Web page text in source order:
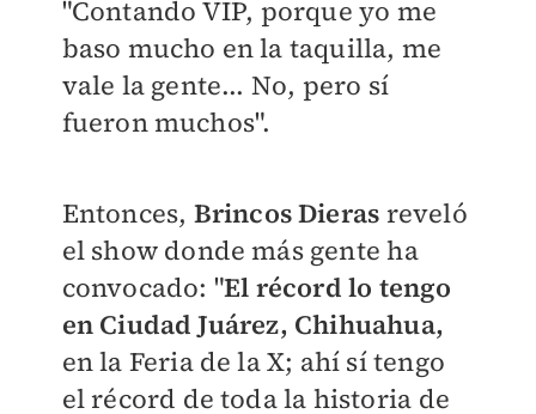
"Contando VIP, porque yo me
baso mucho en la taquilla, me
vale la gente... No, pero sí
fueron muchos".
Entonces, Brincos Dieras reveló
el show donde más gente ha
convocado: "El récord lo tengo
en Ciudad Juárez, Chihuahua,
en la Feria de la X; ahí sí tengo
el récord de toda la historia de